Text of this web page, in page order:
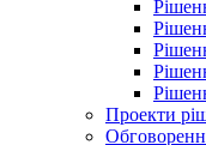
Проекти